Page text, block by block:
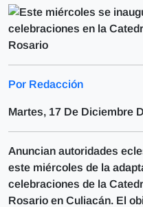
Por Redacción
Martes, 17 De Diciembre
Anuncian autoridades
este miércoles de la
celebraciones de la
Rosario en Culiacán. El